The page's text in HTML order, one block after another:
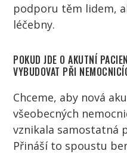
podporu těm lidem,
léčebny.
POKUD JDE O AKUTNÍ
VYBUDOVAT PŘI
Chceme, aby nová
všeobecných
vznikala samostatná
Přináší to spoustu